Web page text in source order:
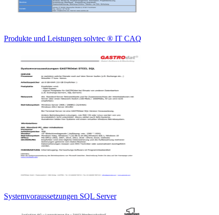
Produkte und Leistungen solvtec ® IT CAQ
Systemvoraussetzungen SQL Server